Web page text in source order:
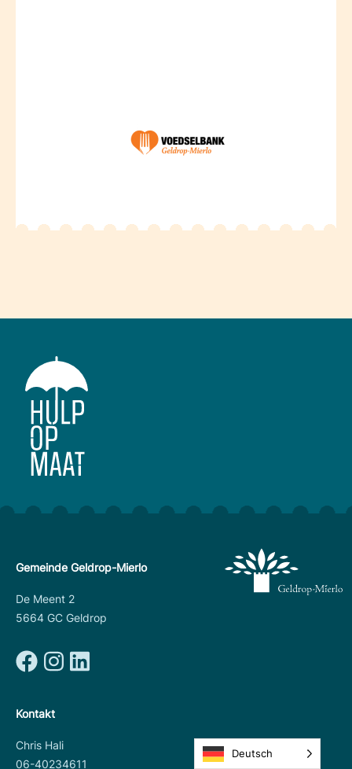
Gemeinde Geldrop-Mierlo
De Meent 2
5664 GC Geldrop
Kontakt
Chris Hali
06-40234611
Deutsch